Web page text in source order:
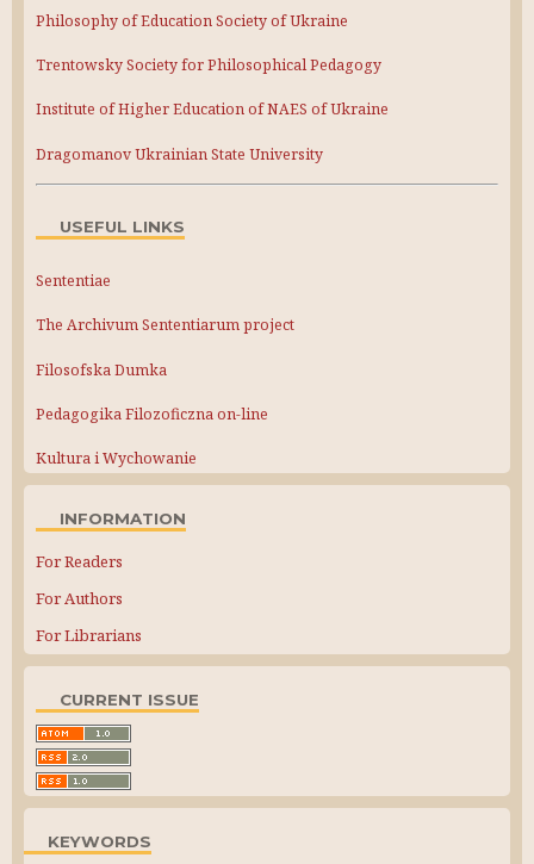
Philosophy of Education Society of Ukraine
Trentowsky Society for Philosophical Pedagogy
Institute of Higher Education of NAES of Ukraine
Dragomanov Ukrainian State University
USEFUL LINKS
Sententiae
The Archivum Sententiarum project
Filosofska Dumka
Pedagogika Filozoficzna on-line
Kultura i Wychowanie
INFORMATION
For Readers
For Authors
For Librarians
CURRENT ISSUE
KEYWORDS